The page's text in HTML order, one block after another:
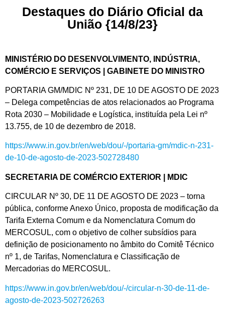
Destaques do Diário Oficial da
União {14/8/23}
MINISTÉRIO DO DESENVOLVIMENTO, INDÚSTRIA,
COMÉRCIO E SERVIÇOS | GABINETE DO MINISTRO
PORTARIA GM/MDIC Nº 231, DE 10 DE AGOSTO DE 2023
– Delega competências de atos relacionados ao Programa
Rota 2030 – Mobilidade e Logística, instituída pela Lei nº
13.755, de 10 de dezembro de 2018.
https://www.in.gov.br/en/web/dou/-/portaria-gm/mdic-n-231-
de-10-de-agosto-de-2023-502728480
SECRETARIA DE COMÉRCIO EXTERIOR | MDIC
CIRCULAR Nº 30, DE 11 DE AGOSTO DE 2023 – torna
pública, conforme Anexo Único, proposta de modificação da
Tarifa Externa Comum e da Nomenclatura Comum do
MERCOSUL, com o objetivo de colher subsídios para
definição de posicionamento no âmbito do Comitê Técnico
nº 1, de Tarifas, Nomenclatura e Classificação de
Mercadorias do MERCOSUL.
https://www.in.gov.br/en/web/dou/-/circular-n-30-de-11-de-
agosto-de-2023-502726263